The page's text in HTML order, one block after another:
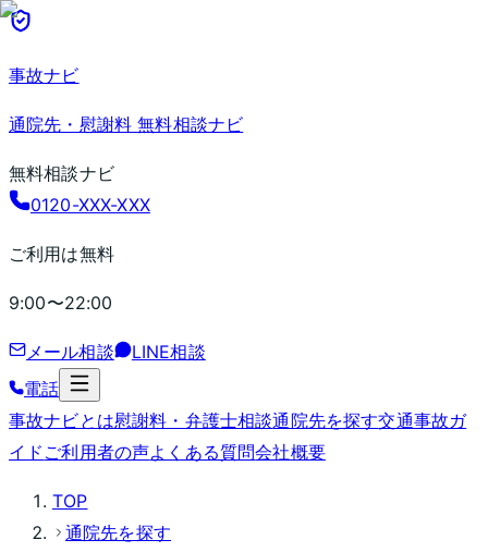
事故ナビ
通院先・慰謝料 無料相談ナビ
無料相談ナビ
0120-XXX-XXX
ご利用は無料
9:00〜22:00
メール相談
LINE相談
電話
事故ナビとは慰謝料・弁護士相談通院先を探す交通事故ガ
イド ご利用者の声よくある質問会社概要
TOP
通院先を探す